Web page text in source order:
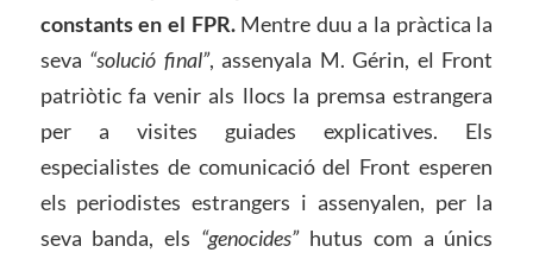
constants en el FPR.Mentre duu a la pràctica la
seva “solució final”, assenyala M. Gérin, el Front
patriòtic fa venir als llocs la premsa estrangera
per a visites guiades explicatives. Els
especialistes de comunicació del Front esperen
els periodistes estrangers i assenyalen, per la
seva banda, els “genocides”hutus com a únics